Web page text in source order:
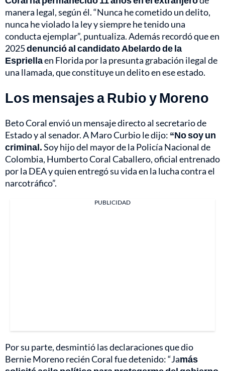
manera legal, según él. “Nunca he cometido un delito,
nunca he violado la ley y siempre he tenido una
conducta ejemplar”, puntualiza. Además recordó que en
2025denunció al candidato Abelardo de la
Espriellaen Florida por la presunta grabación ilegal de
una llamada, que constituye un delito en ese estado.
Los mensajes a Rubio y Moreno
Beto Coral envió un mensaje directo al secretario de
Estado y al senador. A Maro Curbio le dijo: “No soy un
criminal.Soy hijo del mayor de la Policía Nacional de
Colombia, Humberto Coral Caballero, oficial entrenado
por la DEA y quien entregó su vida en la lucha contra el
narcotráfico”.
PUBLICIDAD
Por su parte, desmintió las declaraciones que dio
Bernie Moreno recién Coral fue detenido: “Jamás